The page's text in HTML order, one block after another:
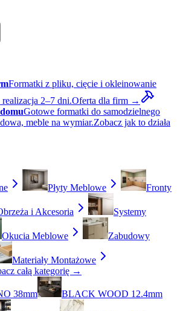
Formatki z pliku, cięcie i okleinowanie
2–7 dni.Oferta dla firm →
Gotowe formatki do samodzielnego
meble na wymiar.Zobacz jak to działa
Płyty Meblowe Fronty
i Akcesoria Systemy
Okucia Meblowe Zabudowy
Materiały Montażowe
całą kategorię →
38mm BLACK WOOD 12.4mm